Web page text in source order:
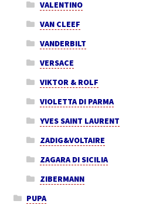
VALENTINO
VAN CLEEF
VANDERBILT
VERSACE
VIKTOR & ROLF
VIOLETTA DI PARMA
YVES SAINT LAURENT
ZADIG&VOLTAIRE
ZAGARA DI SICILIA
ZIBERMANN
PUPA